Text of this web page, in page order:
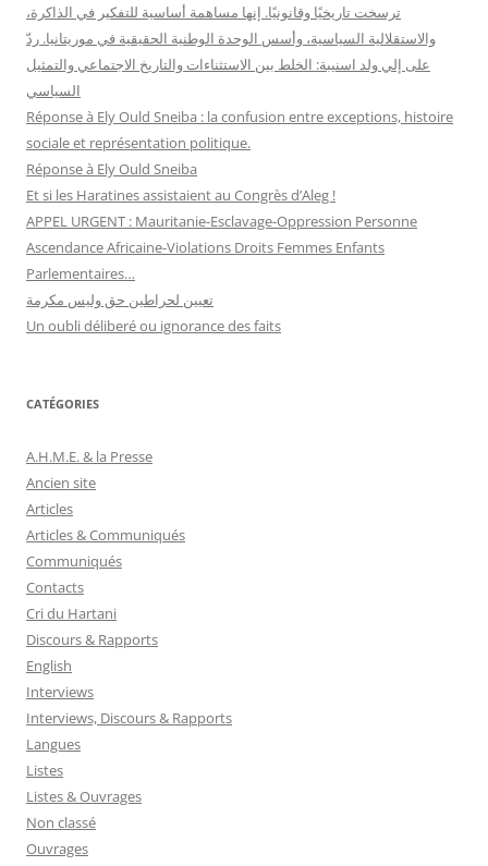
ترسخت تاريخيًا وقانونيًا. إنها مساهمة أساسية للتفكير في الذاكرة،
والاستقلالية السياسية، وأسس الوحدة الوطنية الحقيقية في موريتانيا. ردّ
على إلي ولد اسنيبة: الخلط بين الاستثناءات والتاريخ الاجتماعي والتمثيل
السياسي
Réponse à Ely Ould Sneiba : la confusion entre exceptions, histoire
sociale et représentation politique.
Réponse à Ely Ould Sneiba
Et si les Haratines assistaient au Congrès d’Aleg !
APPEL URGENT : Mauritanie-Esclavage-Oppression Personne
Ascendance Africaine-Violations Droits Femmes Enfants
Parlementaires…
تعيين لحراطين حق وليس مكرمة
Un oubli déliberé ou ignorance des faits
CATÉGORIES
A.H.M.E. & la Presse
Ancien site
Articles
Articles & Communiqués
Communiqués
Contacts
Cri du Hartani
Discours & Rapports
English
Interviews
Interviews, Discours & Rapports
Langues
Listes
Listes & Ouvrages
Non classé
Ouvrages